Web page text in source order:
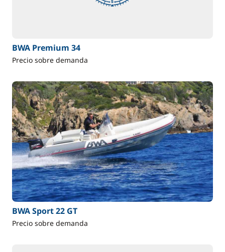
BWA Premium 34
Precio sobre demanda
BWA Sport 22 GT
Precio sobre demanda